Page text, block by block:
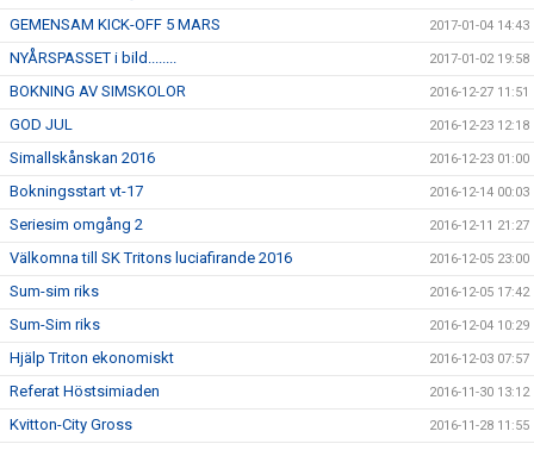
GEMENSAM KICK-OFF 5 MARS 2017-01-04 14:43
NYÅRSPASSET i bild........ 2017-01-02 19:58
BOKNING AV SIMSKOLOR 2016-12-27 11:51
GOD JUL 2016-12-23 12:18
Simallskånskan 2016 2016-12-23 01:00
Bokningsstart vt-17 2016-12-14 00:03
Seriesim omgång 2 2016-12-11 21:27
Välkomna till SK Tritons luciafirande 2016 2016-12-05 23:00
Sum-sim riks 2016-12-05 17:42
Sum-Sim riks 2016-12-04 10:29
Hjälp Triton ekonomiskt 2016-12-03 07:57
Referat Höstsimiaden 2016-11-30 13:12
Kvitton-City Gross 2016-11-28 11:55